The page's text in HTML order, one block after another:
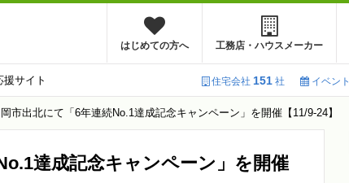
はじめての方へ 工務店・ハウスメーカー
サイト 住宅会社 151 社 イベント
市出北にて「6年連続No.1達成記念キャンペーン」を開催【11/9-24】
達成記念キャンペーン」を開催